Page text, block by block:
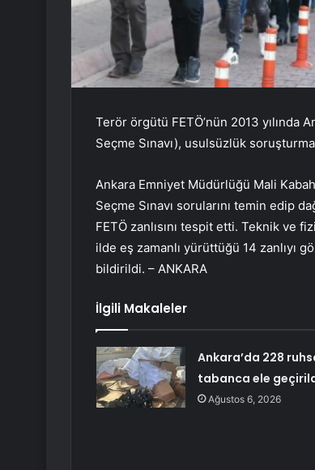
Terör örgütü FETÖ’nün 2013
Seçme Sınavı), usulsüzlük
Ankara Emniyet Müdürlüğü Mali
Seçme Sınavı sorularını temin edip
FETÖ zanlısını tespit etti. Teknik ve
ilde eş zamanlı yürüttüğü 14 zanlıyı
bildirildi. – ANKARA
İlgili Makaleler
Ankara’da 228
tabanca ele
Ağustos 6, 2026